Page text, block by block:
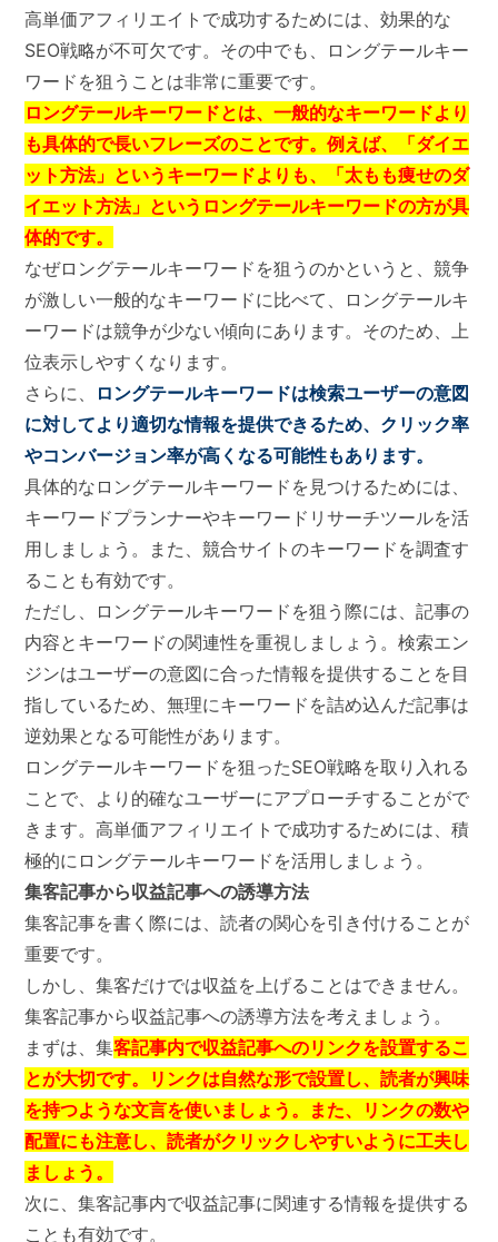
高単価アフィリエイトで成功するためには、効果的な
SEO戦略が不可欠です。その中でも、ロングテールキー
ワードを狙うことは非常に重要です。
ロングテールキーワードとは、一般的なキーワードより
も具体的で長いフレーズのことです。例えば、「ダイエ
ット方法」というキーワードよりも、「太もも痩せのダ
イエット方法」というロングテールキーワードの方が具
体的です。
なぜロングテールキーワードを狙うのかというと、競争
が激しい一般的なキーワードに比べて、ロングテールキ
ーワードは競争が少ない傾向にあります。そのため、上
位表示しやすくなります。
さらに、
ロングテールキーワードは検索ユーザーの意図
に対してより適切な情報を提供できるため、クリック率
やコンバージョン率が高くなる可能性もあります。
具体的なロングテールキーワードを見つけるためには、
キーワードプランナーやキーワードリサーチツールを活
用しましょう。また、競合サイトのキーワードを調査す
ることも有効です。
ただし、ロングテールキーワードを狙う際には、記事の
内容とキーワードの関連性を重視しましょう。検索エン
ジンはユーザーの意図に合った情報を提供することを目
指しているため、無理にキーワードを詰め込んだ記事は
逆効果となる可能性があります。
ロングテールキーワードを狙ったSEO戦略を取り入れる
ことで、より的確なユーザーにアプローチすることがで
きます。高単価アフィリエイトで成功するためには、積
極的にロングテールキーワードを活用しましょう。
集客記事から収益記事への誘導方法
集客記事を書く際には、読者の関心を引き付けることが
重要です。
しかし、集客だけでは収益を上げることはできません。
集客記事から収益記事への誘導方法を考えましょう。
まずは、集客記事内で収益記事へのリンクを設置するこ
とが大切です。リンクは自然な形で設置し、読者が興味
を持つような文言を使いましょう。また、リンクの数や
配置にも注意し、読者がクリックしやすいように工夫し
ましょう。
次に、集客記事内で収益記事に関連する情報を提供する
ことも有効です。